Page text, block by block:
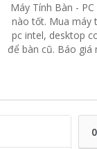
Máy Tính Bàn -
nào tốt. Mua máy
pc intel, desktop
để bàn cũ. Báo giá
0